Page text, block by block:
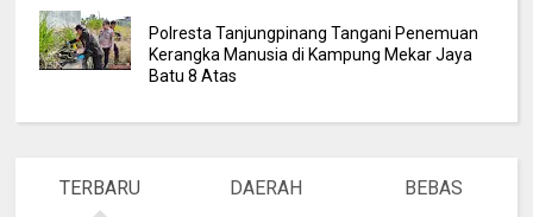
Polresta Tanjungpinang Tangani Penemuan
Kerangka Manusia di Kampung Mekar Jaya
Batu 8 Atas
TERBARU DAERAH BEBAS